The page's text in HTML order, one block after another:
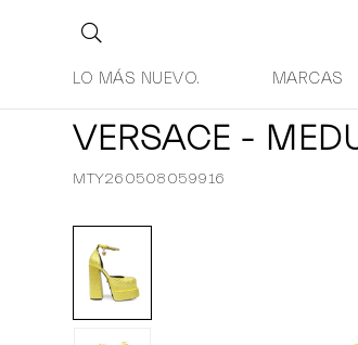
LO MÁS NUEVO. MARCAS
VERSACE -
MTY260508059916